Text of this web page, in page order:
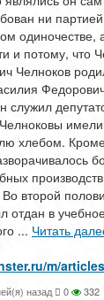
ни
одиночестве,
и потому,
Челноков
Челноковы
хлебом.
второй
в
... Читать
m/
назад 0 332